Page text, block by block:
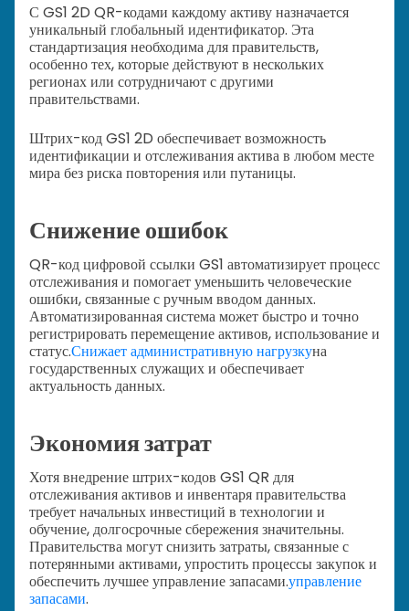
С GS1 2D QR-кодами каждому активу назначается
уникальный глобальный идентификатор. Эта
стандартизация необходима для правительств,
особенно тех, которые действуют в нескольких
регионах или сотрудничают с другими
правительствами.
Штрих-код GS1 2D обеспечивает возможность
идентификации и отслеживания актива в любом месте
мира без риска повторения или путаницы.
Снижение ошибок
QR-код цифровой ссылки GS1 автоматизирует процесс
отслеживания и помогает уменьшить человеческие
ошибки, связанные с ручным вводом данных.
Автоматизированная система может быстро и точно
регистрировать перемещение активов, использование и
статус.Снижает административную нагрузкуна
государственных служащих и обеспечивает
актуальность данных.
Экономия затрат
Хотя внедрение штрих-кодов GS1 QR для
отслеживания активов и инвентаря правительства
требует начальных инвестиций в технологии и
обучение, долгосрочные сбережения значительны.
Правительства могут снизить затраты, связанные с
потерянными активами, упростить процессы закупок и
обеспечить лучшее управление запасами.управление
запасами.